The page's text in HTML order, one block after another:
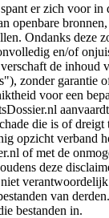
er zich voor in
openbare
Ondanks deze
en/of
de inhoud
zonder garantie
voor een
die is of dreigt
opzicht verband
of met de
deze
van
bestanden in.